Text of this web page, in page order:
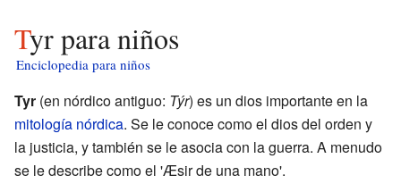
Tyr para niños
Enciclopedia para niños
Tyr (en nórdico antiguo: Týr) es un dios importante en la
mitología nórdica. Se le conoce como el dios del orden y
la justicia, y también se le asocia con la guerra. A menudo
se le describe como el 'Æsir de una mano'.